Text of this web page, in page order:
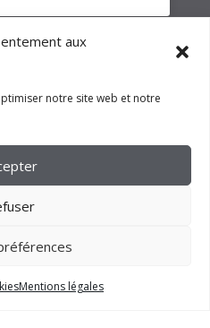
aux
notre site web et notre
Mentions légales